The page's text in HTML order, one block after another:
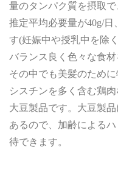
量のタンパク質を摂取
推定平均必要量が40g/日
す(妊娠中や授乳中を除く
バランス良く色々な食
その中でも美髪のため
シスチンを多く含む鶏
大豆製品です。大豆製
あるので、加齢による
待できます。